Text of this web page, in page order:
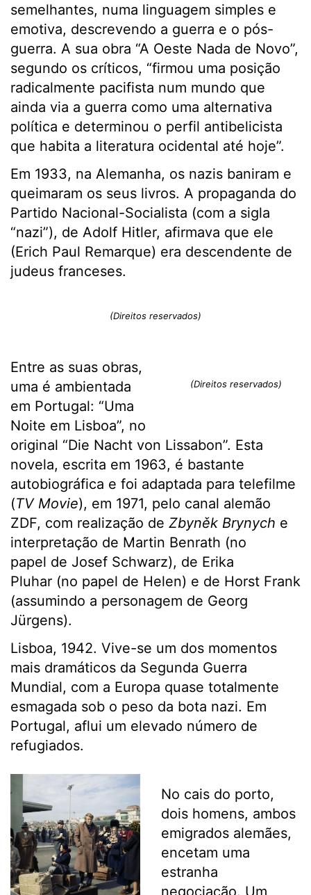
semelhantes, numa linguagem simples e
emotiva, descrevendo a guerra e o pós-
guerra. A sua obra “A Oeste Nada de Novo”,
segundo os críticos, “firmou uma posição
radicalmente pacifista num mundo que
ainda via a guerra como uma alternativa
política e determinou o perfil antibelicista
que habita a literatura ocidental até hoje”.
Em 1933, na Alemanha, os nazis baniram e
queimaram os seus livros. A propaganda do
Partido Nacional-Socialista (com a sigla
“nazi”), de Adolf Hitler, afirmava que ele
(Erich Paul Remarque) era descendente de
judeus franceses.
(Direitos reservados)
(Direitos reservados)
Entre as suas obras,
uma é ambientada
em Portugal: “Uma
Noite em Lisboa”, no
original “Die Nacht von Lissabon”. Esta
novela, escrita em 1963, é bastante
autobiográfica e foi adaptada para telefilme
(TV Movie), em 1971, pelo canal alemão
ZDF, com realização de Zbyněk Brynych e
interpretação de Martin Benrath (no
papel de Josef Schwarz), de Erika
Pluhar (no papel de Helen) e de Horst Frank
(assumindo a personagem de Georg
Jürgens).
Lisboa, 1942. Vive-se um dos momentos
mais dramáticos da Segunda Guerra
Mundial, com a Europa quase totalmente
esmagada sob o peso da bota nazi. Em
Portugal, aflui um elevado número de
refugiados.
No cais do porto,
dois homens, ambos
emigrados alemães,
encetam uma
estranha
negociação. Um